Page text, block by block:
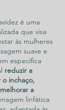
é uma
que visa
às mulheres
suave e
específica
reduzir a
inchaço,
a
linfática